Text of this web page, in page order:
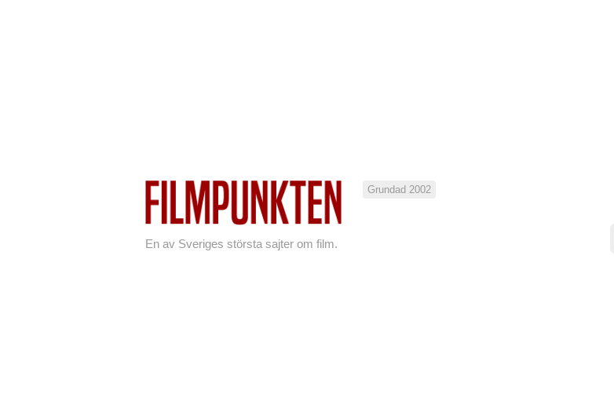
En av Sveriges största sajter om film.
Grundad 2002